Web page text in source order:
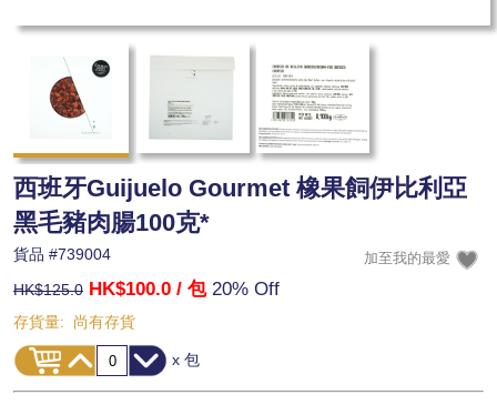
西班牙Guijuelo Gourmet 橡果飼伊比利亞
黑毛豬肉腸100克*
貨品 #739004
HK$125.0 HK$100.0 / 包 20% Off
存貨量: 尚有存貨
x 包